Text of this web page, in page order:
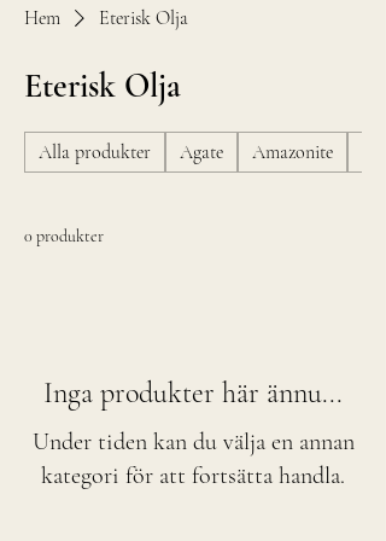
Hem Eterisk Olja
Eterisk Olja
Alla produkter Agate Amazonite
0 produkter
Inga produkter här ännu...
Under tiden kan du välja en annan
kategori för att fortsätta handla.